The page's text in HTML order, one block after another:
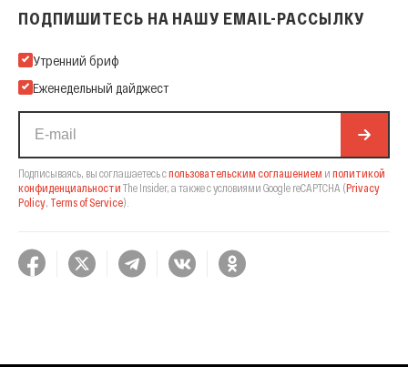
ПОДПИШИТЕСЬ НА НАШУ EMAIL-РАССЫЛКУ
Подпишитесь на нашу Email-рассылку
Утренний бриф
Еженедельный дайджест
Подписываясь, вы соглашаетесь спользовательским соглашением и политикой
конфиденциальности The Insider, а также с условиями Google reCAPTCHA (Privacy
Policy Terms of Service).